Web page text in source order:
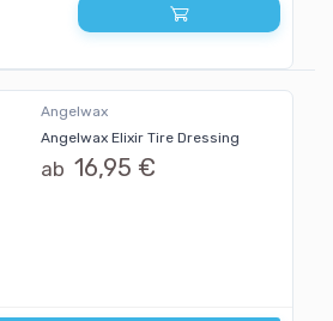
Angelwax
Angelwax Elixir Tire Dressing
ab 16,95 €